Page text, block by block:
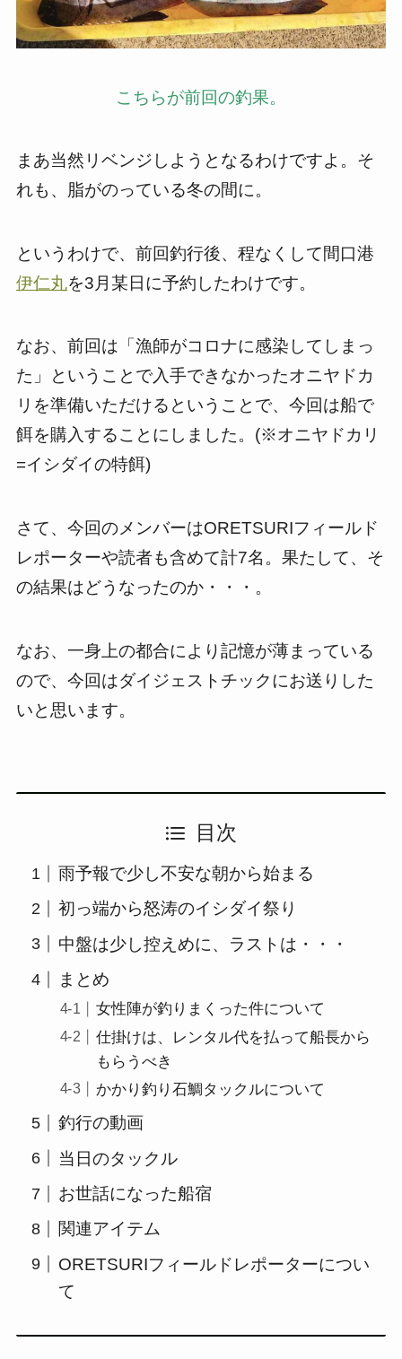
こちらが前回の釣果。
まあ当然リベンジしようとなるわけですよ。そ
れも、脂がのっている冬の間に。
というわけで、前回釣行後、程なくして間口港
伊仁丸を3月某日に予約したわけです。
なお、前回は「漁師がコロナに感染してしまっ
た」ということで入手できなかったオニヤドカ
リを準備いただけるということで、今回は船で
餌を購入することにしました。(※オニヤドカリ
=イシダイの特餌)
さて、今回のメンバーはORETSURIフィールド
レポーターや読者も含めて計7名。果たして、そ
の結果はどうなったのか・・・。
なお、一身上の都合により記憶が薄まっている
ので、今回はダイジェストチックにお送りした
いと思います。
目次
雨予報で少し不安な朝から始まる
初っ端から怒涛のイシダイ祭り
中盤は少し控えめに、ラストは・・・
まとめ
女性陣が釣りまくった件について
仕掛けは、レンタル代を払って船長から
もらうべき
かかり釣り石鯛タックルについて
釣行の動画
当日のタックル
お世話になった船宿
関連アイテム
ORETSURIフィールドレポーターについ
て